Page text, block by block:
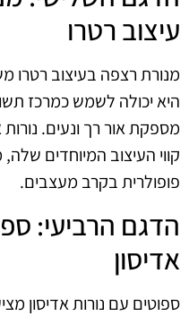
עיצוב רטרו
מנורת רצפה בעיצוב רטרו
היא יכולה לשמש כמרכז
מספקת אור רך ונעים.
קווי העיצוב המיוחדים
פופולרית בקרב מעצבים.
הדגם הרביעי:
אדיסון
ספוטים עם נורות אדיסון